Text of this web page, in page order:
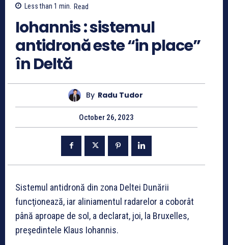
Less than 1 min. Read
Iohannis : sistemul
antidronă este “in place”
în Deltă
By Radu Tudor
October 26, 2023
Sistemul antidronă din zona Deltei Dunării
funcţionează, iar aliniamentul radarelor a coborât
până aproape de sol, a declarat, joi, la Bruxelles,
preşedintele Klaus Iohannis.